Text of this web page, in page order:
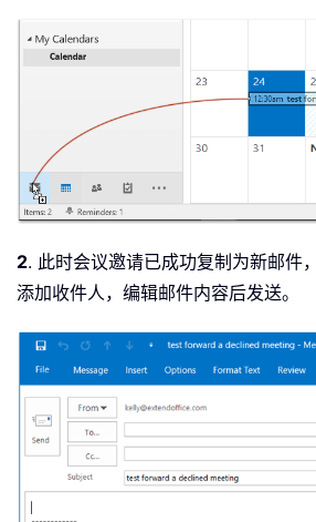
2. 此时会议邀请已成功复制为新邮件
添加收件人，编辑邮件内容后发送。